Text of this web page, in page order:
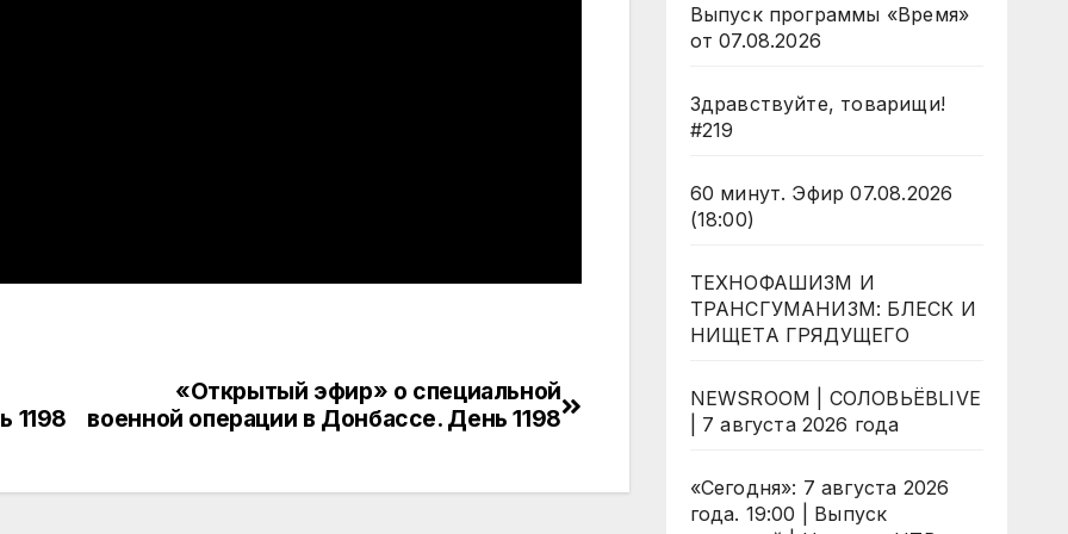
«Открытый эфир» о специальной
военной операции в Донбассе. День 1198
1198
Выпуск программы «Время»
от 07.08.2026
Здравствуйте, товарищи!
#219
60 минут. Эфир 07.08.2026
(18:00)
ТЕХНОФАШИЗМ И
ТРАНСГУМАНИЗМ: БЛЕСК И
НИЩЕТА ГРЯДУЩЕГО
NEWSROOM | СОЛОВЬЁВLIVE
| 7 августа 2026 года
«Сегодня»: 7 августа 2026
года. 19:00 | Выпуск